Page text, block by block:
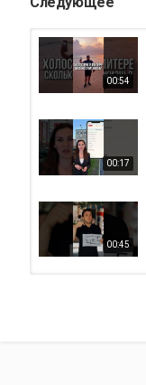
00:54
00:17
00:45